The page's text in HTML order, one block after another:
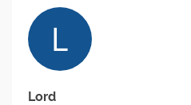
Lord